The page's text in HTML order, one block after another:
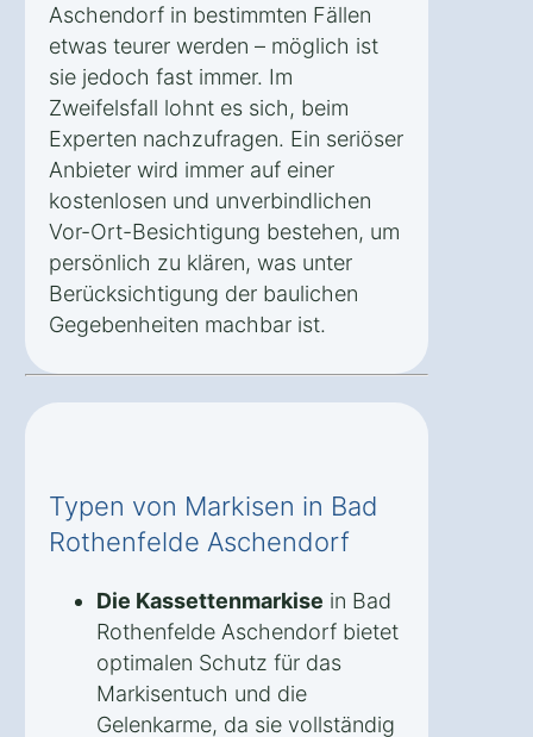
Aschendorf in bestimmten Fällen
etwas teurer werden – möglich ist
sie jedoch fast immer. Im
Zweifelsfall lohnt es sich, beim
Experten nachzufragen. Ein seriöser
Anbieter wird immer auf einer
kostenlosen und unverbindlichen
Vor-Ort-Besichtigung bestehen, um
persönlich zu klären, was unter
Berücksichtigung der baulichen
Gegebenheiten machbar ist.
Typen von Markisen in Bad
Rothenfelde Aschendorf
Die Kassettenmarkise in Bad
Rothenfelde Aschendorf bietet
optimalen Schutz für das
Markisentuch und die
Gelenkarme, da sie vollständig